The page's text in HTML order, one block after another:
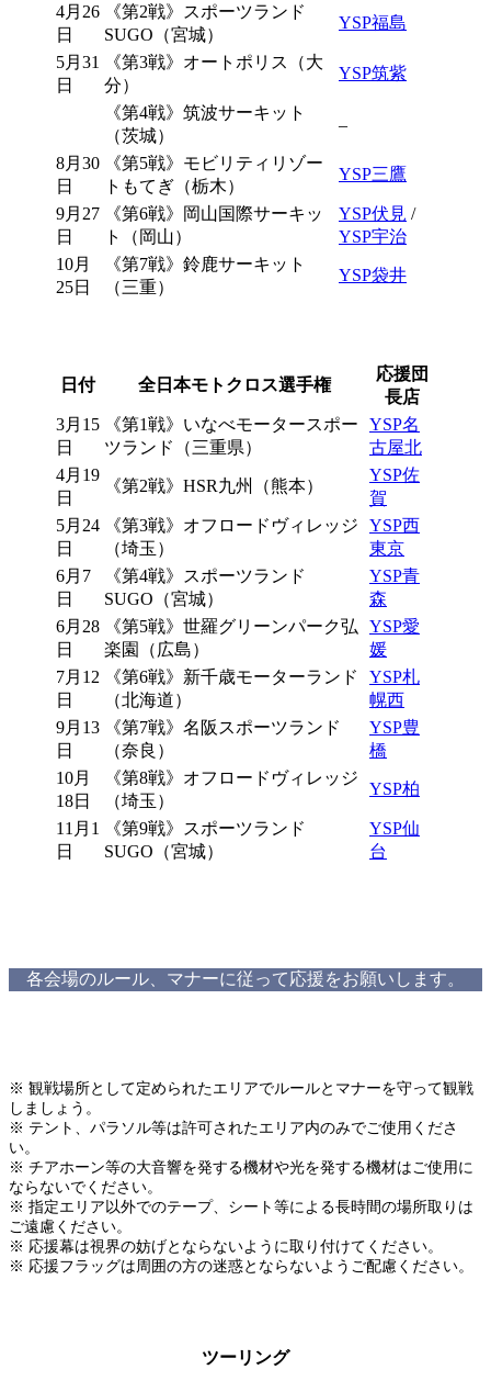
4月26
日
《第2戦》スポーツランド
SUGO（宮城）
YSP福島
5月31
日
《第3戦》オートポリス（大
分）
YSP筑紫
《第4戦》筑波サーキット
（茨城）
–
8月30
日
《第5戦》モビリティリゾー
トもてぎ（栃木）
YSP三鷹
9月27
日
《第6戦》岡山国際サーキッ
ト（岡山）
YSP伏見 /
YSP宇治
10月
25日
《第7戦》鈴鹿サーキット
（三重）
YSP袋井
日付 全日本モトクロス選手権
応援団
長店
3月15
日
《第1戦》いなべモータースポー
ツランド（三重県）
YSP名
古屋北
4月19
日
《第2戦》HSR九州（熊本）
YSP佐
賀
5月24
日
《第3戦》オフロードヴィレッジ
（埼玉）
YSP西
東京
6月7
日
《第4戦》スポーツランド
SUGO（宮城）
YSP青
森
6月28
日
《第5戦》世羅グリーンパーク弘
楽園（広島）
YSP愛
媛
7月12
日
《第6戦》新千歳モーターランド
（北海道）
YSP札
幌西
9月13
日
《第7戦》名阪スポーツランド
（奈良）
YSP豊
橋
10月
18日
《第8戦》オフロードヴィレッジ
（埼玉）
YSP柏
11月1
日
《第9戦》スポーツランド
SUGO（宮城）
YSP仙
台
各会場のルール、マナーに従って応援をお願いします。
※ 観戦場所として定められたエリアでルールとマナーを守って観戦
しましょう。
※ テント、パラソル等は許可されたエリア内のみでご使用くださ
い。
※ チアホーン等の大音響を発する機材や光を発する機材はご使用に
ならないでください。
※ 指定エリア以外でのテープ、シート等による長時間の場所取りは
ご遠慮ください。
※ 応援幕は視界の妨げとならないように取り付けてください。
※ 応援フラッグは周囲の方の迷惑とならないようご配慮ください。
ツーリング